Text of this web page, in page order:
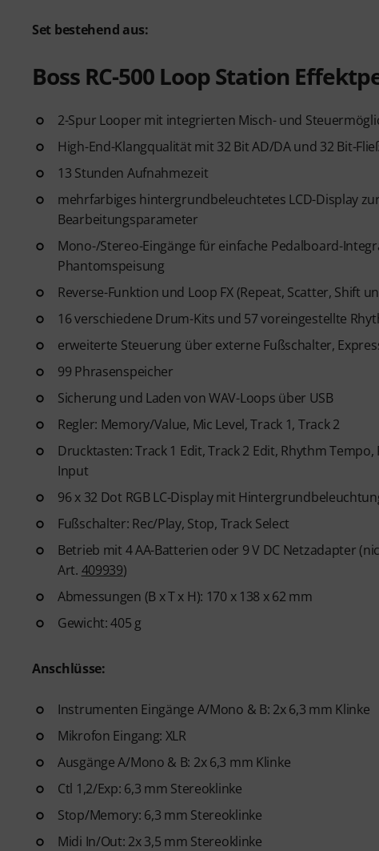
Set bestehend aus:
Boss RC-500 Loop Station
2-Spur Looper mit integrierten Misch- und
High-End-Klangqualität mit 32 Bit AD/DA und 32 Bit-
13 Stunden Aufnahmezeit
mehrfarbiges hintergrundbeleuchtetes LCD-Display
Bearbeitungsparameter
Mono-/Stereo-Eingänge für einfache Pedalboard-
Phantomspeisung
Reverse-Funktion und Loop FX (Repeat, Scatter, Shift
16 verschiedene Drum-Kits und 57 voreingestellte
erweiterte Steuerung über externe Fußschalter,
99 Phrasenspeicher
Sicherung und Laden von WAV-Loops über USB
Regler: Memory/Value, Mic Level, Track 1, Track 2
Drucktasten: Track 1 Edit, Track 2 Edit, Rhythm
Input
96 x 32 Dot RGB LC-Display mit
Fußschalter: Rec/Play, Stop, Track Select
Betrieb mit 4 AA-Batterien oder 9 V DC Netzadapter
Art. 409939)
Abmessungen (B x T x H): 170 x 138 x 62 mm
Gewicht: 405 g
Anschlüsse:
Instrumenten Eingänge A/Mono & B: 2x 6,3 mm Klinke
Mikrofon Eingang: XLR
Ausgänge A/Mono & B: 2x 6,3 mm Klinke
Ctl 1,2/Exp: 6,3 mm Stereoklinke
Stop/Memory: 6,3 mm Stereoklinke
Midi In/Out: 2x 3,5 mm Stereoklinke